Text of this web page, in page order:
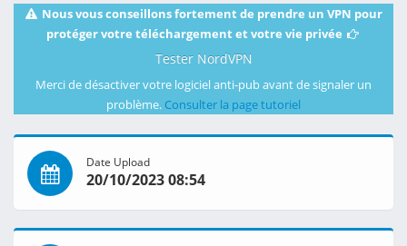
Nous vous conseillons fortement de prendre un VPN pour
protéger votre téléchargement et votre vie privée
Tester NordVPN
Merci de désactiver votre logiciel anti-pub avant de signaler un
problème. Consulter la page tutoriel
Date Upload
20/10/2023 08:54